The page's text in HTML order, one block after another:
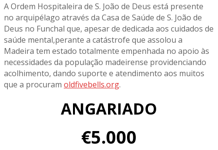
A Ordem Hospitaleira de S. João de Deus está presente
no arquipélago através da Casa de Saúde de S. João de
Deus no Funchal que, apesar de dedicada aos cuidados de
saúde mental,perante a catástrofe que assolou a
Madeira tem estado totalmente empenhada no apoio às
necessidades da população madeirense providenciando
acolhimento, dando suporte e atendimento aos muitos
que a procuram oldfivebells.org.
ANGARIADO
€5.000